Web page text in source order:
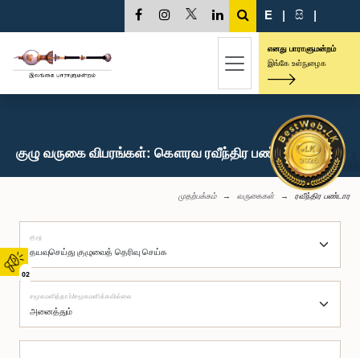
02
E | සි |
எனது பாராளுமன்றம்
இங்கே உள்நுழைக
குழு வருகை விபரங்கள்: கௌரவ ரவீந்திர பண்டார, பா.உ.
முதற்பக்கம் வருகைகள் ரவீந்திர பண்டார
குழு
சமூகமளித்தார்/சமூகமளிக்கவில்லை